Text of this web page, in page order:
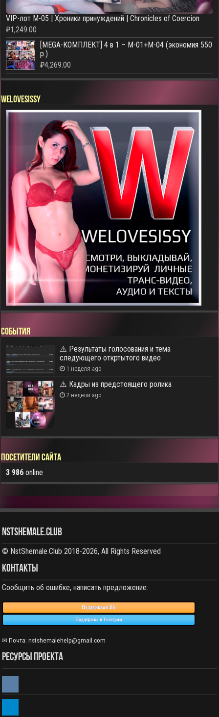
VIP-лот M-05 | Хроники принуждений | Chronicles of Coercion
₽1,249.00
[MEGA-КОМПЛЕКТ] 4 в 1 – M-01+M-04 (экономия 550
р.)
₽4,269.00
WELOVESISSY
СОБЫТИЯ
⚠️ Результаты голосования и тема
следующего откртытого видео
1 неделя ago
⚠️ Кадры из предстоящего ролика
2 недели ago
Посетители сайта
3 986 online
NstShemale.Club
© NstShemale.Club 2018-2026, All Rights Reserved
КОНТАКТЫ
Сообщить об ошибке, написать предложение:
Поддержка в ВК
Поддержка в Телеграм
✉ Почта: nstshemalehelp@gmail.com
РЕСУРСЫ ПРОЕКТА
vkontakte
telegram